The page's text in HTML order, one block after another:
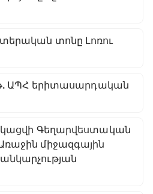
տոնը Լոռու
ԱՊՀ երիտասարդական
Գեղարվեստական
միջազգային